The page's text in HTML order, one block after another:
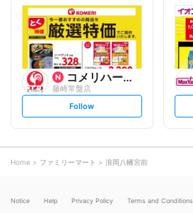
l
o
w
コメリハード&グリーン
藤崎常盤店
s
l
o
Follow
Home ファミリーマート 浪岡八幡宮前
Notice Help Privacy Policy Terms and Conditions